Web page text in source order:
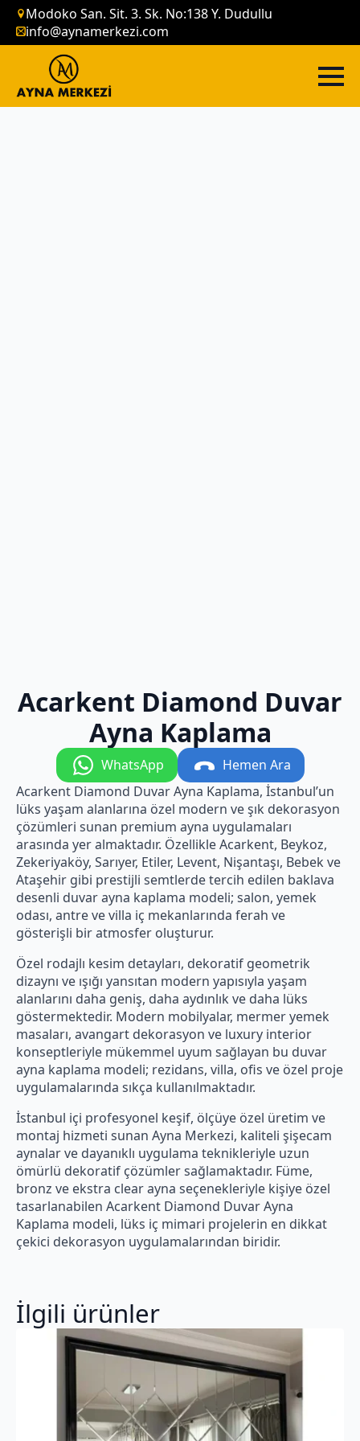
Modoko San. Sit. 3. Sk. No:138 Y. Dudullu
info@aynamerkezi.com
Acarkent Diamond Duvar
Ayna Kaplama
WhatsApp
Hemen Ara
Acarkent Diamond Duvar Ayna Kaplama, İstanbul’un
lüks yaşam alanlarına özel modern ve şık dekorasyon
çözümleri sunan premium ayna uygulamaları
arasında yer almaktadır. Özellikle Acarkent, Beykoz,
Zekeriyaköy, Sarıyer, Etiler, Levent, Nişantaşı, Bebek ve
Ataşehir gibi prestijli semtlerde tercih edilen baklava
desenli duvar ayna kaplama modeli; salon, yemek
odası, antre ve villa iç mekanlarında ferah ve
gösterişli bir atmosfer oluşturur.
Özel rodajlı kesim detayları, dekoratif geometrik
dizaynı ve ışığı yansıtan modern yapısıyla yaşam
alanlarını daha geniş, daha aydınlık ve daha lüks
göstermektedir. Modern mobilyalar, mermer yemek
masaları, avangart dekorasyon ve luxury interior
konseptleriyle mükemmel uyum sağlayan bu duvar
ayna kaplama modeli; rezidans, villa, ofis ve özel proje
uygulamalarında sıkça kullanılmaktadır.
İstanbul içi profesyonel keşif, ölçüye özel üretim ve
montaj hizmeti sunan Ayna Merkezi, kaliteli şişecam
aynalar ve dayanıklı uygulama teknikleriyle uzun
ömürlü dekoratif çözümler sağlamaktadır. Füme,
bronz ve ekstra clear ayna seçenekleriyle kişiye özel
tasarlanabilen Acarkent Diamond Duvar Ayna
Kaplama modeli, lüks iç mimari projelerin en dikkat
çekici dekorasyon uygulamalarından biridir.
İlgili ürünler